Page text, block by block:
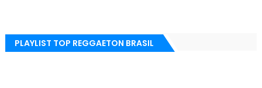
PLAYLIST TOP REGGAETON BRASIL